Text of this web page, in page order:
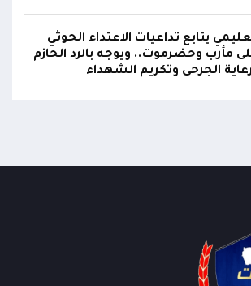
يتابع تداعيات الاعتداء الحوثي
مأرب وحضرموت.. ويوجه بالرد الحازم
الجرحى وتكريم الشهداء